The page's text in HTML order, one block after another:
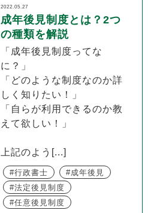
2022.05.27
成年後見制度とは？2つ
の種類を解説
「成年後見制度ってな
に？」
「どのような制度なのか詳
しく知りたい！」
「自らが利用できるのか教
えて欲しい！」
上記のよう[...]
行政書士
成年後見
法定後見制度
任意後見制度